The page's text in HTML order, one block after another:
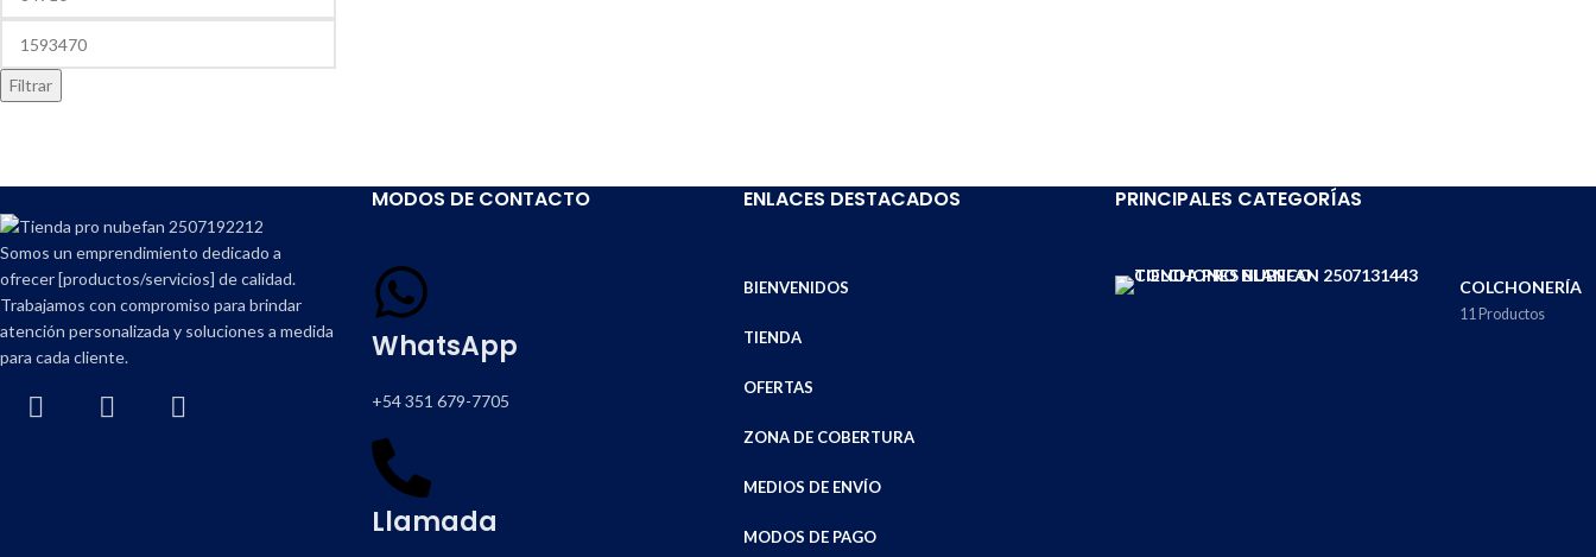
Filtrar
Somos un emprendimiento dedicado a
ofrecer [productos/servicios] de calidad.
Trabajamos con compromiso para brindar
atención personalizada y soluciones a medida
para cada cliente.
MODOS DE CONTACTO
WhatsApp
+54 351 679-7705
Llamada
ENLACES DESTACADOS
BIENVENIDOS
TIENDA
OFERTAS
ZONA DE COBERTURA
MEDIOS DE ENVÍO
MODOS DE PAGO
PRINCIPALES CATEGORÍAS
COLCHONERÍA
11 Productos